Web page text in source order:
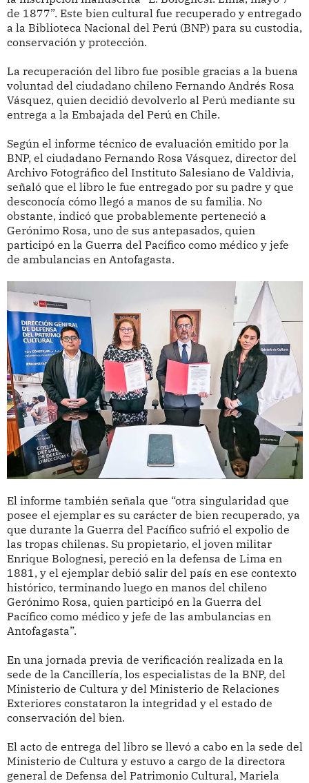
de 1877”. Este bien cultural fue recuperado y entregado
a la Biblioteca Nacional del Perú (BNP) para su custodia,
conservación y protección.
La recuperación del libro fue posible gracias a la buena
voluntad del ciudadano chileno Fernando Andrés Rosa
Vásquez, quien decidió devolverlo al Perú mediante su
entrega a la Embajada del Perú en Chile.
Según el informe técnico de evaluación emitido por la
BNP, el ciudadano Fernando Rosa Vásquez, director del
Archivo Fotográfico del Instituto Salesiano de Valdivia,
señaló que el libro le fue entregado por su padre y que
desconocía cómo llegó a manos de su familia. No
obstante, indicó que probablemente perteneció a
Gerónimo Rosa, uno de sus antepasados, quien
participó en la Guerra del Pacífico como médico y jefe
de ambulancias en Antofagasta.
El informe también señala que “otra singularidad que
posee el ejemplar es su carácter de bien recuperado, ya
que durante la Guerra del Pacífico sufrió el expolio de
las tropas chilenas. Su propietario, el joven militar
Enrique Bolognesi, pereció en la defensa de Lima en
1881, y el ejemplar debió salir del país en ese contexto
histórico, terminando luego en manos del chileno
Gerónimo Rosa, quien participó en la Guerra del
Pacífico como médico y jefe de las ambulancias en
Antofagasta”.
En una jornada previa de verificación realizada en la
sede de la Cancillería, los especialistas de la BNP, del
Ministerio de Cultura y del Ministerio de Relaciones
Exteriores constataron la integridad y el estado de
conservación del bien.
El acto de entrega del libro se llevó a cabo en la sede del
Ministerio de Cultura y estuvo a cargo de la directora
general de Defensa del Patrimonio Cultural, Mariela